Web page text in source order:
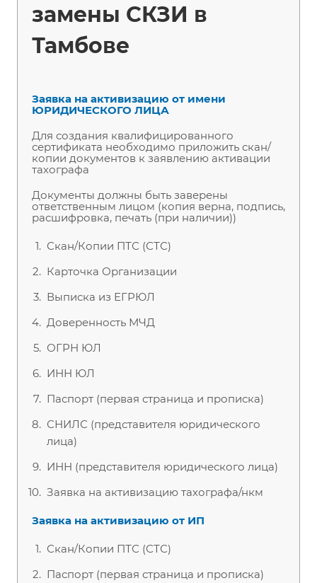
замены СКЗИ в
Тамбове
Заявка на активизацию от имени
ЮРИДИЧЕСКОГО ЛИЦА
Для создания квалифицированного
сертификата необходимо приложить скан/
копии документов к заявлению активации
тахографа
Документы должны быть заверены
ответственным лицом (копия верна, подпись,
расшифровка, печать (при наличии))
Скан/Копии ПТС (СТС)
Карточка Организации
Выписка из ЕГРЮЛ
Доверенность МЧД
ОГРН ЮЛ
ИНН ЮЛ
Паспорт (первая страница и прописка)
СНИЛС (представителя юридического
лица)
ИНН (представителя юридического лица)
Заявка на активизацию тахографа/нкм
Заявка на активизацию от ИП
Скан/Копии ПТС (СТС)
Паспорт (первая страница и прописка)